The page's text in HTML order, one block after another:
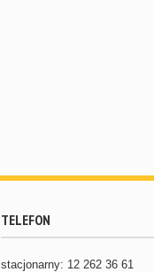
TELEFON
stacjonarny: 12 262 36 61